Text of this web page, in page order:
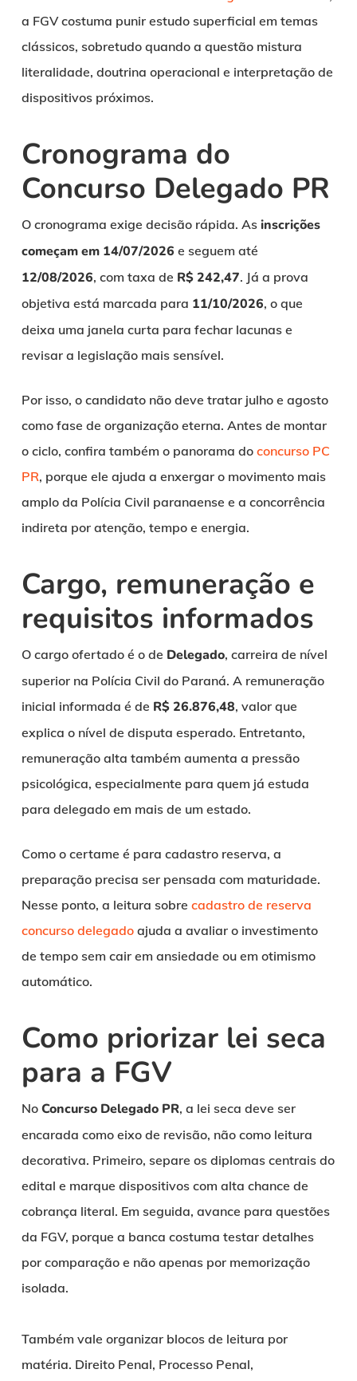
a FGV costuma punir estudo superficial em temas
clássicos, sobretudo quando a questão mistura
literalidade, doutrina operacional e interpretação de
dispositivos próximos.
Cronograma do
Concurso Delegado PR
O cronograma exige decisão rápida. As inscrições
começam em 14/07/2026 e seguem até
12/08/2026, com taxa de R$ 242,47. Já a prova
objetiva está marcada para 11/10/2026, o que
deixa uma janela curta para fechar lacunas e
revisar a legislação mais sensível.
Por isso, o candidato não deve tratar julho e agosto
como fase de organização eterna. Antes de montar
o ciclo, confira também o panorama do concurso PC
PR, porque ele ajuda a enxergar o movimento mais
amplo da Polícia Civil paranaense e a concorrência
indireta por atenção, tempo e energia.
Cargo, remuneração e
requisitos informados
O cargo ofertado é o de Delegado, carreira de nível
superior na Polícia Civil do Paraná. A remuneração
inicial informada é de R$ 26.876,48, valor que
explica o nível de disputa esperado. Entretanto,
remuneração alta também aumenta a pressão
psicológica, especialmente para quem já estuda
para delegado em mais de um estado.
Como o certame é para cadastro reserva, a
preparação precisa ser pensada com maturidade.
Nesse ponto, a leitura sobre cadastro de reserva
concurso delegadoajuda a avaliar o investimento
de tempo sem cair em ansiedade ou em otimismo
automático.
Como priorizar lei seca
para a FGV
No Concurso Delegado PR, a lei seca deve ser
encarada como eixo de revisão, não como leitura
decorativa. Primeiro, separe os diplomas centrais do
edital e marque dispositivos com alta chance de
cobrança literal. Em seguida, avance para questões
da FGV, porque a banca costuma testar detalhes
por comparação e não apenas por memorização
isolada.
Também vale organizar blocos de leitura por
matéria. Direito Penal, Processo Penal,